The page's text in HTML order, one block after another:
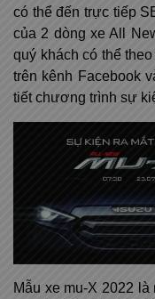
có thể đến trực tiếp
của 2 dòng xe All
quý khách có thể
trên kênh Facebook
tiết chương trình sự
Mẫu xe mu-X 2022